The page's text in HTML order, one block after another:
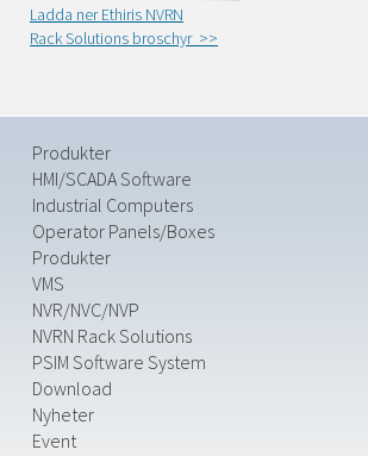
Ladda ner Ethiris NVRN
Rack Solutions broschyr >>
Produkter
HMI/SCADA Software
Industrial Computers
Operator Panels/Boxes
Produkter
VMS
NVR/NVC/NVP
NVRN Rack Solutions
PSIM Software System
Download
Nyheter
Event